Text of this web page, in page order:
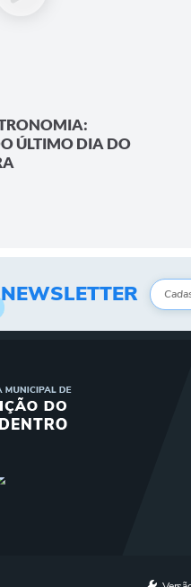
ÚLTIMO DIA DO
NEWSLETTER